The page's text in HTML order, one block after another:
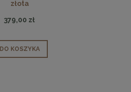
złota
379,00 zł
DO KOSZYKA